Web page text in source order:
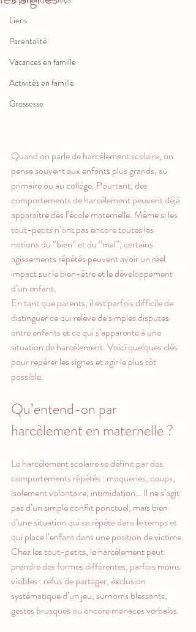
Liens
Parentalité
Vacances en famille
Activités en famille
Grossesse
Quand on parle de harcèlement scolaire, on
pense souvent aux enfants plus grands, au
primaire ou au collège. Pourtant, des
comportements de harcèlement peuvent déjà
apparaître dès l’école maternelle. Même si les
tout-petits n’ont pas encore toutes les
notions du “bien” et du “mal”, certains
agissements répétés peuvent avoir un réel
impact sur le bien-être et le développement
d’un enfant.
En tant que parents, il est parfois difficile de
distinguer ce qui relève de simples disputes
entre enfants et ce qui s’apparente à une
situation de harcèlement. Voici quelques clés
pour repérer les signes et agir le plus tôt
possible.
Qu’entend-on par
harcèlement en maternelle ?
Le harcèlement scolaire se définit par des
comportements répétés : moqueries, coups,
isolement volontaire, intimidation… Il ne s’agit
pas d’un simple conflit ponctuel, mais bien
d’une situation qui se répète dans le temps et
qui place l’enfant dans une position de victime.
Chez les tout-petits, le harcèlement peut
prendre des formes différentes, parfois moins
visibles : refus de partager, exclusion
systématique d’un jeu, surnoms blessants,
gestes brusques ou encore menaces verbales.